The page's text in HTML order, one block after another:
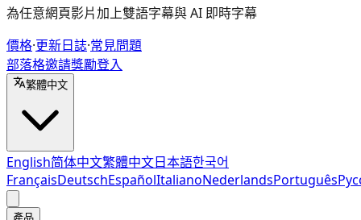
為任意網頁影片加上雙語字幕與 AI 即時字幕
價格·更新日誌·常見問題
部落格邀請獎勵登入
繁體中文
English简体中文繁體中文日本語한국어
FrançaisDeutschEspañolItalianoNederlandsPortuguês